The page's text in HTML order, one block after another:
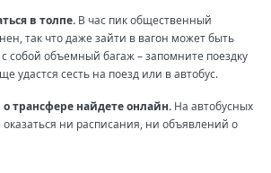
в толпе. В час пик общественный
так что даже зайти в вагон может быть
собой объемный багаж – запомните поездку
удастся сесть на поезд или в автобус.
трансфере найдете онлайн. На автобусных
ни расписания, ни объявлений о